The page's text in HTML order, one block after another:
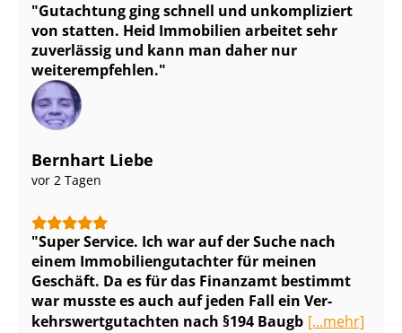
Gutachtung ging schnell und unkompliziert
von statten. Heid Immobilien arbeitet sehr
zuverlässig und kann man daher nur
weiterempfehlen.
Bernhart Liebe
vor 2 Tagen
Super Service. Ich war auf der Suche nach
einem Im­mo­bi­li­en­gut­ach­ter für meinen
Geschäft. Da es für das Finanzamt bestimmt
war musste es auch auf jeden Fall ein Ver­
kehrs­wert­gut­ach­ten nach §194 Baugb [...mehr]